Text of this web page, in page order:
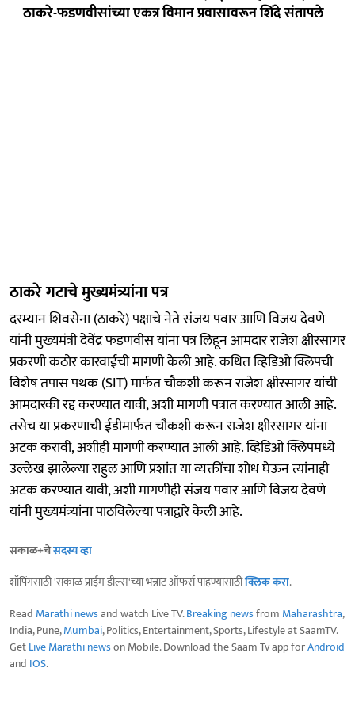
ठाकरे-फडणवीसांच्या एकत्र विमान प्रवासावरून शिंदे संतापले
ठाकरे गटाचे मुख्यमंत्र्यांना पत्र
दरम्यान शिवसेना (ठाकरे) पक्षाचे नेते संजय पवार आणि विजय देवणे
यांनी मुख्यमंत्री देवेंद्र फडणवीस यांना पत्र लिहून आमदार राजेश क्षीरसागर
प्रकरणी कठोर कारवाईची मागणी केली आहे. कथित व्हिडिओ क्लिपची
विशेष तपास पथक (SIT) मार्फत चौकशी करून राजेश क्षीरसागर यांची
आमदारकी रद्द करण्यात यावी, अशी मागणी पत्रात करण्यात आली आहे.
तसेच या प्रकरणाची ईडीमार्फत चौकशी करून राजेश क्षीरसागर यांना
अटक करावी, अशीही मागणी करण्यात आली आहे. व्हिडिओ क्लिपमध्ये
उल्लेख झालेल्या राहुल आणि प्रशांत या व्यक्तींचा शोध घेऊन त्यांनाही
अटक करण्यात यावी, अशी मागणीही संजय पवार आणि विजय देवणे
यांनी मुख्यमंत्र्यांना पाठविलेल्या पत्राद्वारे केली आहे.
सकाळ+चेसदस्य व्हा
शॉपिंगसाठी 'सकाळ प्राईम डील्स'च्या भन्नाट ऑफर्स पाहण्यासाठीक्लिक करा.
Read Marathi newsand watch Live TV.Breaking newsfrom Maharashtra,
India, Pune,Mumbai, Politics, Entertainment, Sports, Lifestyle at SaamTV.
GetLive Marathi newson Mobile. Download the Saam Tv app forAndroid
and IOS.